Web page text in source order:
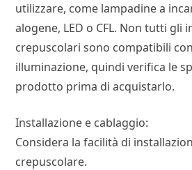
utilizzare, come lampadine a
alogene, LED o CFL. Non tutti gli
crepuscolari sono compatibili
illuminazione, quindi verifica le
prodotto prima di acquistarlo.
Installazione e cablaggio:
Considera la facilità di
crepuscolare.